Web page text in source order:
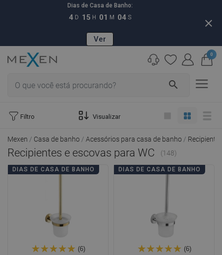
Dias de Casa de Banho:
4 D 15 H 01 M 03 S
Ver
close
search
0
Filtro Visualizar
Mexen Casa de banho Acessórios para casa de banho
Recipientes e escovas para WC (148)
DIAS DE CASA DE BANHO
(6)
DIAS DE CASA DE BANHO
(6)